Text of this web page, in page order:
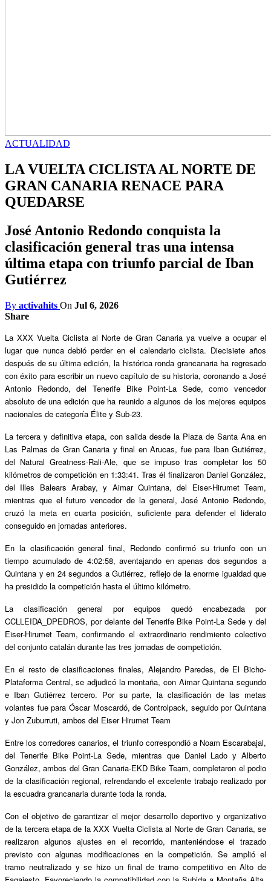
ACTUALIDAD
LA VUELTA CICLISTA AL NORTE DE
GRAN CANARIA RENACE PARA
QUEDARSE
José Antonio Redondo conquista la
clasificación general tras una intensa
última etapa con triunfo parcial de Iban
Gutiérrez
By activahits On Jul 6, 2026
Share
La XXX Vuelta Ciclista al Norte de Gran Canaria ya vuelve a ocupar el
lugar que nunca debióperder en el calendario ciclista. Diecisiete años
después de su última edición, la histórica ronda grancanaria ha regresado
conéxito para escribir un nuevo capítulo de su historia, coronando a José
Antonio Redondo, del Tenerife Bike Point-La Sede, como vencedor
absoluto de una edición que ha reunido a algunos de los mejores equipos
nacionales de categoría Élite y Sub-23.
La tercera y definitiva etapa, con salida desde la Plaza de Santa Ana en
Las Palmas de Gran Canaria y final en Arucas, fue para Iban Gutiérrez,
del Natural Greatness-Rali-Ale, que se impuso tras completar los 50
kilómetros de competición en 1:33:41. Trasél finalizaron Daniel González,
del Illes Balears Arabay, y Aimar Quintana, del Eiser-Hirumet Team,
mientras que el futuro vencedor de la general, JoséAntonio Redondo,
cruzó la meta en cuarta posición, suficiente para defender el liderato
conseguido en jornadas anteriores.
En la clasificación general final, Redondo confirmó su triunfo con un
tiempo acumulado de 4:02:58, aventajando en apenas dos segundos a
Quintana y en 24 segundos a Gutiérrez, reflejo de la enorme igualdad que
ha presidido la competición hasta el último kilómetro.
La clasificación general por equipos quedóencabezada por
CCLLEIDA_DPEDROS, por delante del Tenerife Bike Point-La Sede y del
Eiser-Hirumet Team, confirmando el extraordinario rendimiento colectivo
del conjunto catalán durante las tres jornadas de competición.
En el resto de clasificaciones finales, Alejandro Paredes, de El Bicho-
Plataforma Central, se adjudicó la montaña,con Aimar Quintanasegundo
e Iban Gutiérrez tercero. Por su parte, la clasificación de las metas
volantes fue para Óscar Moscardó, de Controlpack, seguido por Quintana
y Jon Zuburruti, ambos del Eiser Hirumet Team
Entre los corredores canarios, el triunfo correspondió a Noam Escarabajal,
del Tenerife Bike Point-La Sede, mientras que Daniel Lado y Alberto
González, ambos del Gran Canaria-EKD Bike Team, completaron el podio
de la clasificación regional, refrendando el excelente trabajo realizado por
la escuadra grancanaria durante toda la ronda.
Con el objetivo de garantizar el mejor desarrollo deportivo y organizativo
de la tercera etapa de la XXX Vuelta Ciclista al Norte de Gran Canaria, se
realizaron algunos ajustes en el recorrido, manteniéndose el trazado
previsto con algunas modificaciones en la competición. Se amplióel
tramo neutralizado y se hizo un final de tramo competitivo en Alto de